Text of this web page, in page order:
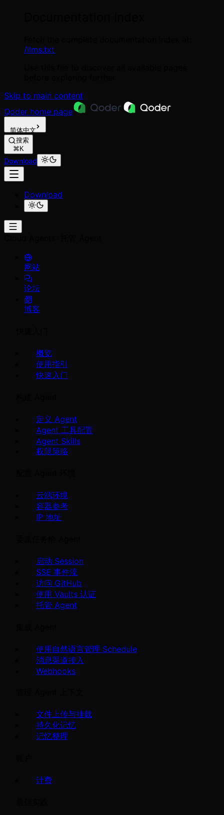
/llms.txt
Skip to main content
Qoder home page
简体中文
搜索
⌘K
Download
Download
网站
论坛
博客
概览
使用指引
快速入门
定义 Agent
Agent 工具配置
Agent Skills
权限策略
云端环境
容器参考
IP 地址
启动 Session
SSE 事件流
访问 GitHub
使用 Vaults 认证
托管 Agent
使用自然语言管理 Schedule
消息渠道接入
Webhooks
文件上传与挂载
持久化记忆
记忆整理
计费